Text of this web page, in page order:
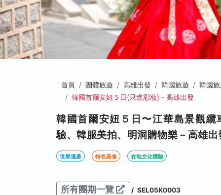
首頁 團體旅遊 高雄出發 韓國旅遊
韓國
韓國首爾安妞５日(只進彩妝)－高雄出發
韓國首爾安妞５日〜江華島景觀
驗、韓服美拍、明洞購物樂－高雄出
世界遺產 特色美食 在地文化體驗
所有團期一覽 / SEL05K0003